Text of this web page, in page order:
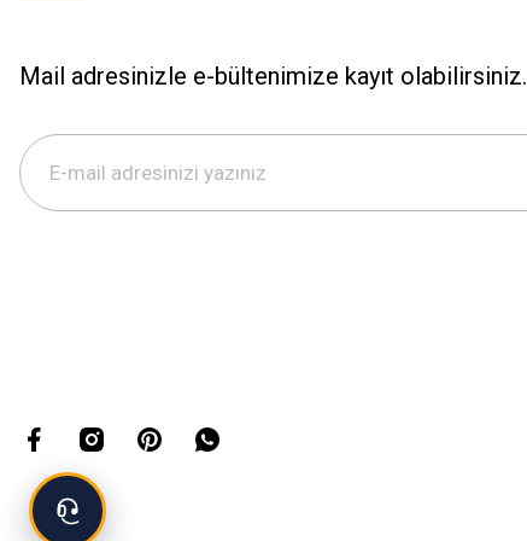
Mail adresinizle e-bültenimize kayıt olabilirsiniz.